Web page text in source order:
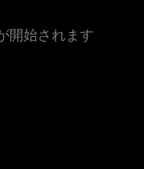
開始されます